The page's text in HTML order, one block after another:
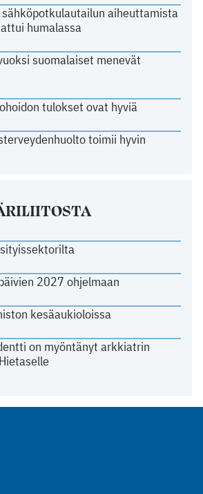
aiheuttamista
humalassa
suomalaiset menevät
tulokset ovat hyviä
toimii hyvin
2027 ohjelmaan
kesäaukioloissa
on myöntänyt arkkiatrin